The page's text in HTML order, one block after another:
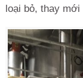
loại bỏ, thay